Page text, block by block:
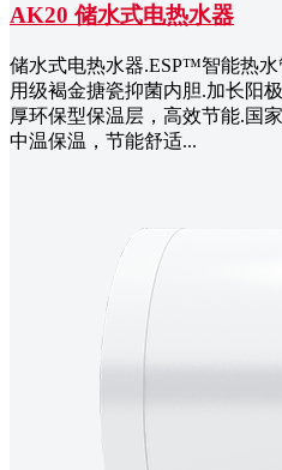
AK20 储水式电热水器
储水式电热水器.ESP™智能热
用级褐金搪瓷抑菌内胆.加长阳
厚环保型保温层，高效节能.国
中温保温，节能舒适...